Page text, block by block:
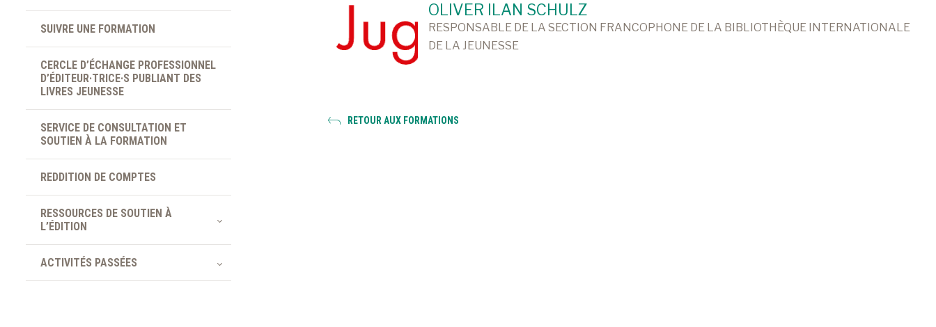
OLIVER ILAN SCHULZ
RESPONSABLE DE LA SECTION FRANCOPHONE DE LA BIBLIOTHÈQUE INTERNATIONALE
DE LA JEUNESSE
RETOUR AUX FORMATIONS
SUIVRE UNE FORMATION
CERCLE D’ÉCHANGE PROFESSIONNEL
D’ÉDITEUR·TRICE·S PUBLIANT DES
LIVRES JEUNESSE
SERVICE DE CONSULTATION ET
SOUTIEN À LA FORMATION
REDDITION DE COMPTES
RESSOURCES DE SOUTIEN À
L’ÉDITION
ACTIVITÉS PASSÉES